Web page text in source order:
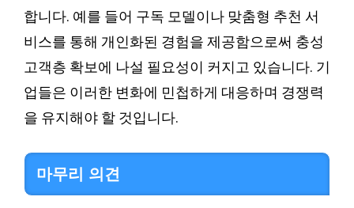
합니다. 예를 들어 구독 모델이나 맞춤형 추천 서
비스를 통해 개인화된 경험을 제공함으로써 충성
고객층 확보에 나설 필요성이 커지고 있습니다. 기
업들은 이러한 변화에 민첩하게 대응하며 경쟁력
을 유지해야 할 것입니다.
마무리 의견